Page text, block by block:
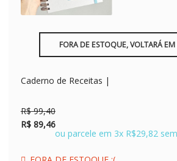
FORA DE ESTOQUE, VOLTARÁ EM
Caderno de Receitas |
R$99,40
O
preço
R$89,46
O
preço
ou parcele em 3x R$29,82